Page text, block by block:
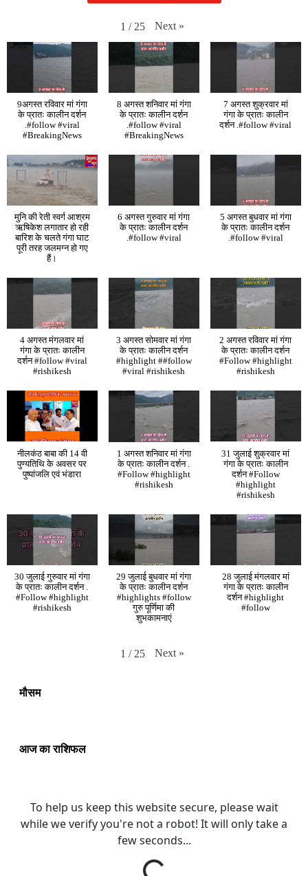
1 / 25 Next »
9अगस्त रविवार मां गंगा
के प्रातः कालीन दर्शन
.#follow #viral
#BreakingNews
8 अगस्त शनिवार मां गंगा
के प्रातः कालीन दर्शन
.#follow #viral
#BreakingNews
7 अगस्त शुक्रवार मां
गंगा के प्रातः कालीन
दर्शन .#follow #viral
मुनि की रेती स्वर्ग आश्रम
ऋषिकेश लगातार हो रही
बारिश के चलते गंगा घाट
पूरी तरह जलमग्न हो गए
हैं।
6 अगस्त गुरुवार मां गंगा
के प्रातः कालीन दर्शन
.#follow #viral
5 अगस्त बुधवार मां गंगा
के प्रातः कालीन दर्शन
.#follow #viral
4 अगस्त मंगलवार मां
गंगा के प्रातः कालीन
दर्शन #follow #viral
#rishikesh
3 अगस्त सोमवार मां गंगा
के प्रातः कालीन दर्शन
#highlight ##follow
#viral #rishikesh
2 अगस्त रविवार मां गंगा
के प्रातः कालीन दर्शन
#Follow #highlight
#rishikesh
नीलकंठ बाबा की 14 वी
पुण्यतिथि के अवसर पर
पुष्पांजलि एवं भंडारा
1 अगस्त शनिवार मां गंगा
के प्रातः कालीन दर्शन .
#Follow #highlight
#rishikesh
31 जुलाई शुक्रवार मां
गंगा के प्रातः कालीन
दर्शन #Follow
#highlight
#rishikesh
30 जुलाई गुरुवार मां गंगा
के प्रातः कालीन दर्शन .
#Follow #highlight
#rishikesh
29 जुलाई बुधवार मां गंगा
के प्रातः कालीन दर्शन
#highlights #follow
गुरु पूर्णिमा की
शुभकामनाएं
28 जुलाई मंगलवार मां
गंगा के प्रातः कालीन
दर्शन #highlight
#follow
1 / 25 Next »
मौसम
आज का राशिफल